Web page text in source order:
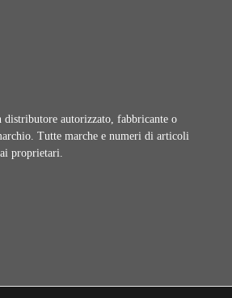
distributore autorizzato, fabbricante o
Tutte marche e numeri di articoli
proprietari.